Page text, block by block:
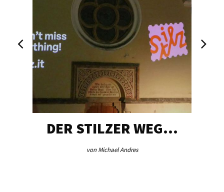
DER STILZER WEG…
von Michael Andres